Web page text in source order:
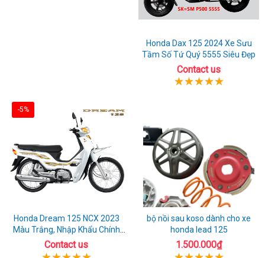
Honda Dax 125 2024 Xe Sưu
Tầm Số Tứ Quý 5555 Siêu Đẹp
Contact us
-5%
Honda Dream 125 NCX 2023
Màu Trắng, Nhập Khẩu Chính
Hãng
Contact us
bộ nồi sau koso dành cho xe
honda lead 125
1.500.000₫